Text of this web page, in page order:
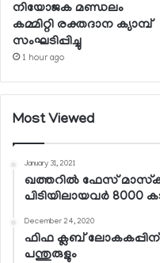
നിയോജക മണ്ഡലം
കമ്മിറ്റി രക്തദാന ക്യാമ്പ്
സംഘടിപ്പിച്ചു
1 hour ago
Most Viewed
January 31, 2021
ഖത്തറില്‍ ഫേസ് മാസ്‌ക്
പിടിയിലായവര്‍ 8000
December 24, 2020
ഫിഫ ക്ലബ്
പന്തുരുളും